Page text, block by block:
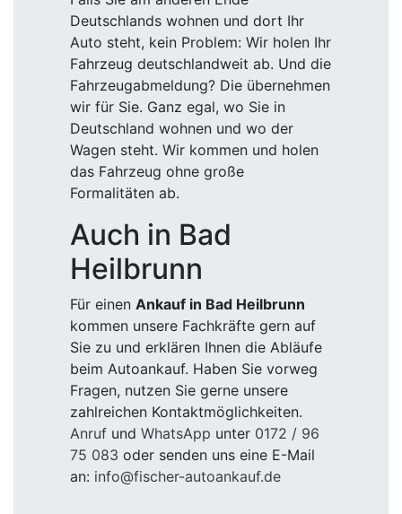
Deutschlands wohnen und dort Ihr
Auto steht, kein Problem: Wir holen Ihr
Fahrzeug deutschlandweit ab. Und die
Fahrzeugabmeldung? Die übernehmen
wir für Sie. Ganz egal, wo Sie in
Deutschland wohnen und wo der
Wagen steht. Wir kommen und holen
das Fahrzeug ohne große
Formalitäten ab.
Auch in Bad
Heilbrunn
Für einen Ankauf in Bad Heilbrunn
kommen unsere Fachkräfte gern auf
Sie zu und erklären Ihnen die Abläufe
beim Autoankauf. Haben Sie vorweg
Fragen, nutzen Sie gerne unsere
zahlreichen Kontaktmöglichkeiten.
Anruf und WhatsApp unter 0172 / 96
75 083 oder senden uns eine E-Mail
an: info@fischer-autoankauf.de